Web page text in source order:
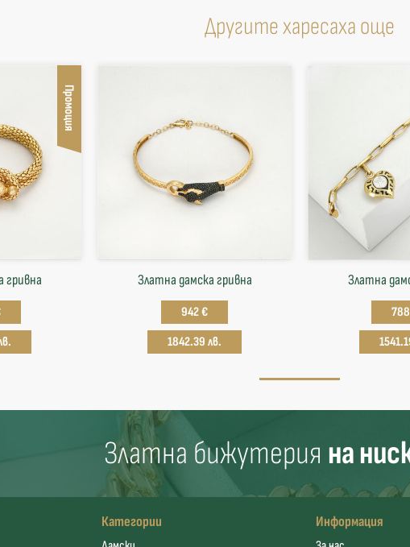
Другите харесаха още
Промоция
гривна Златна дамска гривна
942 €
1842.39 лв.
Златна
Златна бижутерия на
Категории Информация